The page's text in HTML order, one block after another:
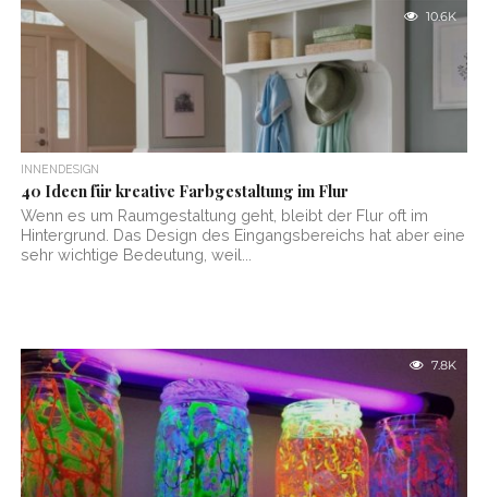
10.6K
INNENDESIGN
40 Ideen für kreative Farbgestaltung im Flur
Wenn es um Raumgestaltung geht, bleibt der Flur oft im
Hintergrund. Das Design des Eingangsbereichs hat aber eine
sehr wichtige Bedeutung, weil...
7.8K